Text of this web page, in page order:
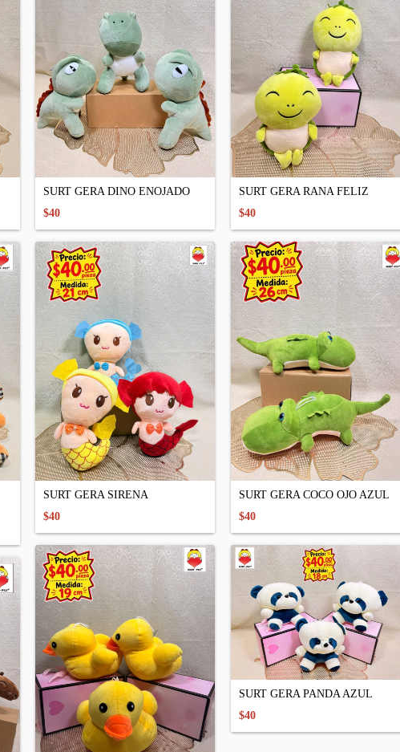
SURT GERA DINO ENOJADO
$40
SURT GERA RANA FELIZ
$40
SURT GERA SIRENA
$40
SURT GERA COCO OJO AZUL
$40
SURT GERA PANDA AZUL
$40